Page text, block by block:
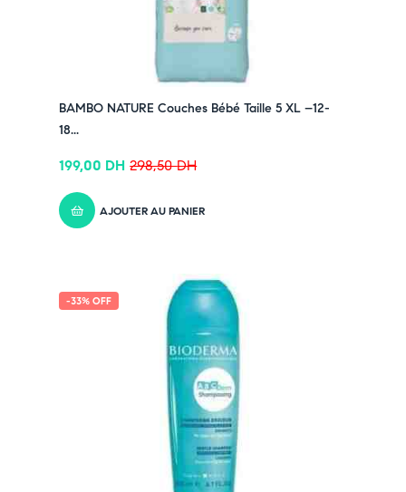
BAMBO NATURE Couches Bébé Taille 5 XL –12-
18...
298,50DH
199,00 DH
AJOUTER AU PANIER
-33% OFF